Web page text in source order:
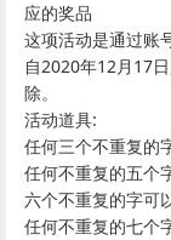
应的奖品
这项活动是通过账
自2020年12月17
除。
活动道具:
任何三个不重复的
任何不重复的五个
六个不重复的字可
任何不重复的七个